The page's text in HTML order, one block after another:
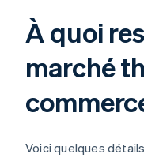
À quoi
marché
Voici quelques